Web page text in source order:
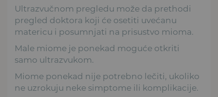
Ultrazvučnom pregledu može da prethodi
pregled doktora koji će osetiti uvećanu
matericu i posumnjati na prisustvo mioma.
Male miome je ponekad moguće otkriti
samo ultrazvukom.
Miome ponekad nije potrebno lečiti, ukoliko
ne uzrokuju neke simptome ili komplikacije.